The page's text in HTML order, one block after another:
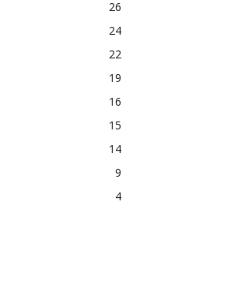
26
24
22
19
16
15
14
9
4